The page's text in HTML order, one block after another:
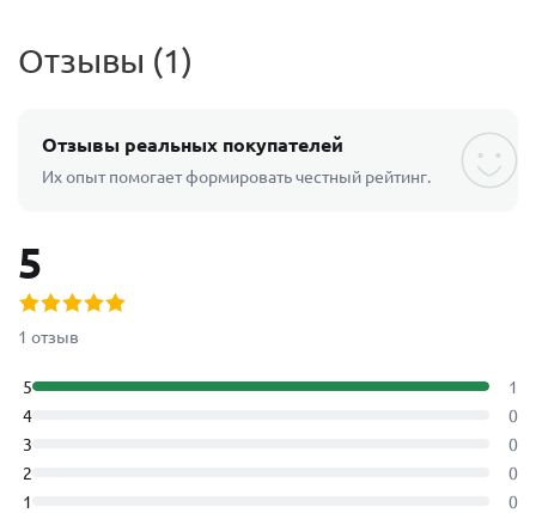
Отзывы (1)
Отзывы реальных покупателей
Их опыт помогает формировать честный рейтинг.
5
1 отзыв
5
1
4
0
3
0
2
0
1
0